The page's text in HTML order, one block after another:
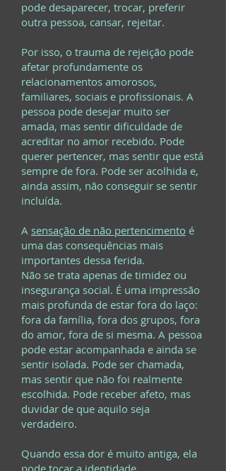
pode desaparecer, trocar, preferir
outra pessoa, cansar, rejeitar.
Por isso, o trauma de rejeição pode
afetar profundamente os
relacionamentos amorosos,
familiares, sociais e profissionais. A
pessoa pode desejar muito ser
amada, mas sentir dificuldade de
acreditar no amor recebido. Pode
querer pertencer, mas sentir que está
sempre de fora. Pode ser acolhida e,
ainda assim, não conseguir se sentir
incluída.
A sensação de não pertencimento é
uma das consequências mais
importantes dessa ferida.
Não se trata apenas de timidez ou
insegurança social. É uma impressão
mais profunda de estar fora do laço:
fora da família, fora dos grupos, fora
do amor, fora de si mesma. A pessoa
pode estar acompanhada e ainda se
sentir isolada. Pode ser chamada,
mas sentir que não foi realmente
escolhida. Pode receber afeto, mas
duvidar de que aquilo seja
verdadeiro.
Quando essa dor é muito antiga, ela
pode tocar a identidade.